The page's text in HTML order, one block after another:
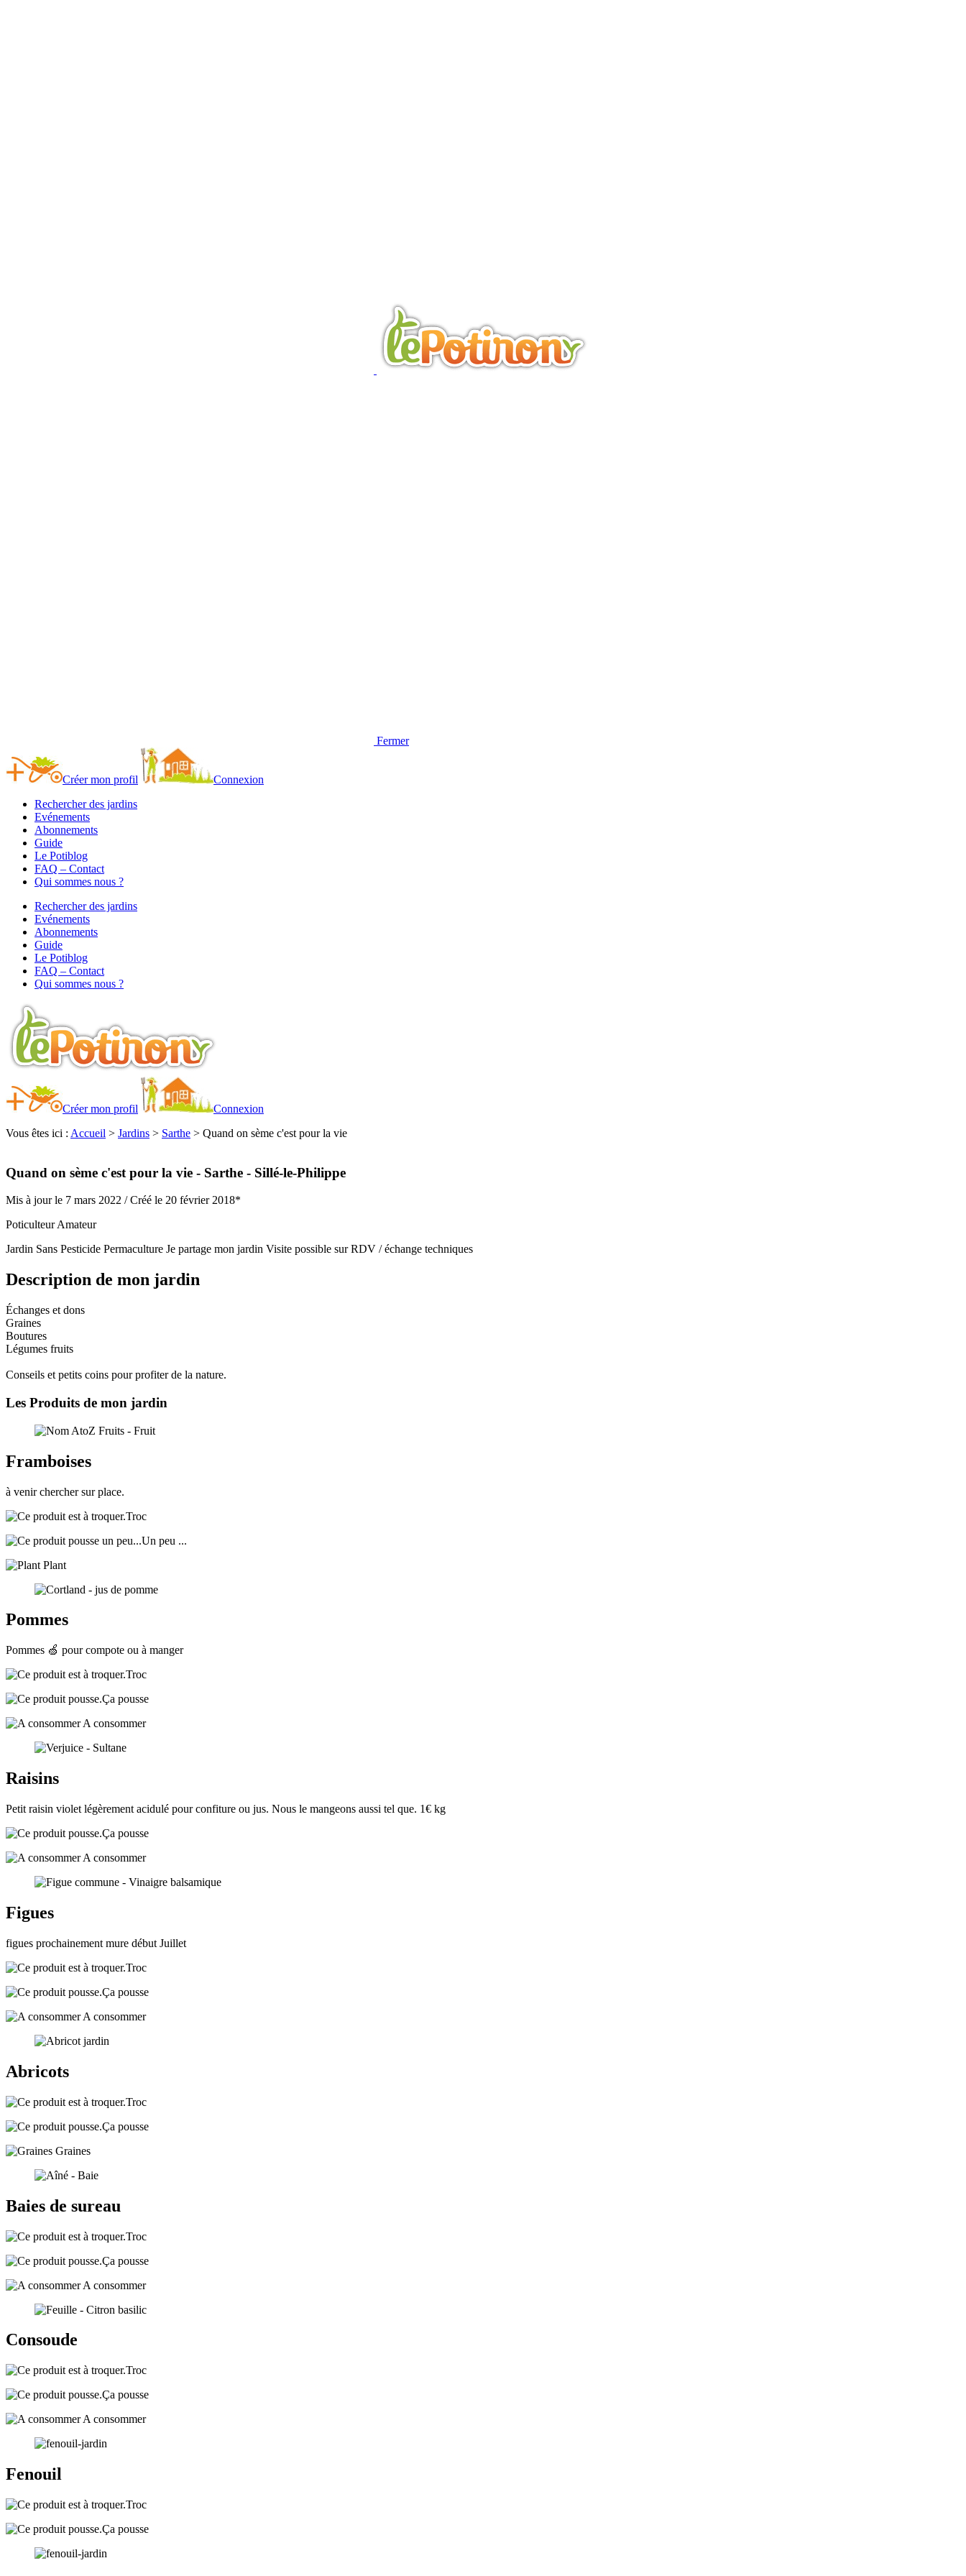
Fermer
Créer mon profil
Connexion
Rechercher des jardins
Evénements
Abonnements
Guide
Le Potiblog
FAQ – Contact
Qui sommes nous ?
Rechercher des jardins
Evénements
Abonnements
Guide
Le Potiblog
FAQ – Contact
Qui sommes nous ?
Créer mon profil
Connexion
Vous êtes ici : Accueil > Jardins > Sarthe > Quand on sème c'est pour la vie
Quand on sème c'est pour la vie - Sarthe - Sillé-le-Philippe
Mis à jour le 7 mars 2022 /Créé le 20 février 2018*
Poticulteur Amateur
Jardin Sans Pesticide Permaculture Je partage mon jardin Visite possible sur RDV / échange techniques
Description de mon jardin
Échanges et dons
Graines
Boutures
Légumes fruits
Conseils et petits coins pour profiter de la nature.
Les Produits de mon jardin
Framboises
à venir chercher sur place.
Troc
Un peu ...
Plant
Pommes
Pommes 🍏 pour compote ou à manger
Troc
Ça pousse
A consommer
Raisins
Petit raisin violet légèrement acidulé pour confiture ou jus. Nous le mangeons aussi tel que. 1€ kg
Ça pousse
A consommer
Figues
figues prochainement mure début Juillet
Troc
Ça pousse
A consommer
Abricots
Troc
Ça pousse
Graines
Baies de sureau
Troc
Ça pousse
A consommer
Consoude
Troc
Ça pousse
A consommer
Fenouil
Troc
Ça pousse